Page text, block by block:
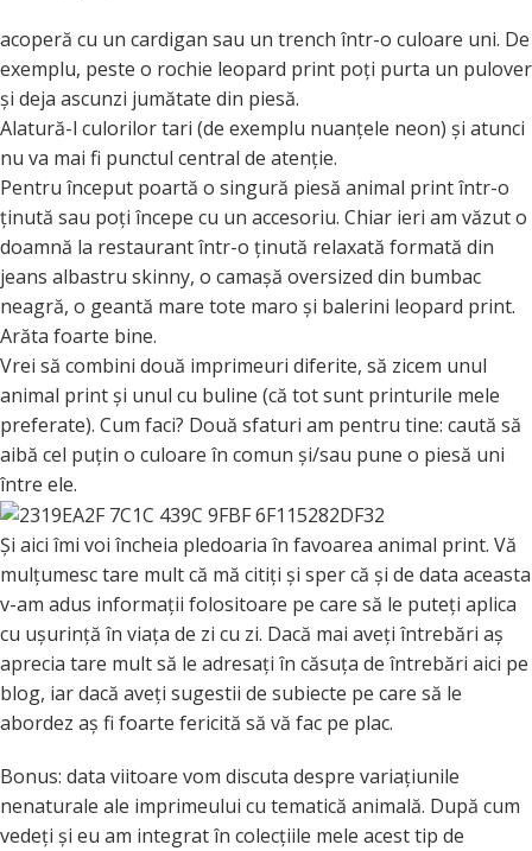
acoperă cu un cardigan sau un trench într-o culoare uni. De
exemplu, peste o rochie leopard print poți purta un pulover
și deja ascunzi jumătate din piesă.
Alatură-l culorilor tari (de exemplu nuanțele neon) și atunci
nu va mai fi punctul central de atenție.
Pentru început poartă o singură piesă animal print într-o
ținută sau poți începe cu un accesoriu. Chiar ieri am văzut o
doamnă la restaurant într-o ținută relaxată formată din
jeans albastru skinny, o camașă oversized din bumbac
neagră, o geantă mare tote maro și balerini leopard print.
Arăta foarte bine.
Vrei să combini două imprimeuri diferite, să zicem unul
animal print și unul cu buline (că tot sunt printurile mele
preferate). Cum faci? Două sfaturi am pentru tine: caută să
aibă cel puțin o culoare în comun și/sau pune o piesă uni
între ele.
Și aici îmi voi încheia pledoaria în favoarea animal print. Vă
mulțumesc tare mult că mă citiți și sper că și de data aceasta
v-am adus informații folositoare pe care să le puteți aplica
cu ușurință în viața de zi cu zi. Dacă mai aveți întrebări aș
aprecia tare mult să le adresați în căsuța de întrebări aici pe
blog, iar dacă aveți sugestii de subiecte pe care să le
abordez aș fi foarte fericită să vă fac pe plac.
Bonus: data viitoare vom discuta despre variațiunile
nenaturale ale imprimeului cu tematică animală. După cum
vedeți și eu am integrat în colecțiile mele acest tip de